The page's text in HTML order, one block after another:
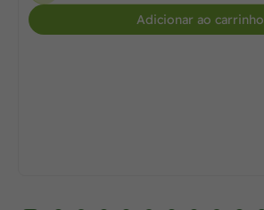
Adicionar ao carrinho